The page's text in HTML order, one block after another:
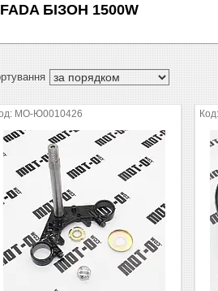
FADA БІЗОН 1500W
MO-Ю0010426